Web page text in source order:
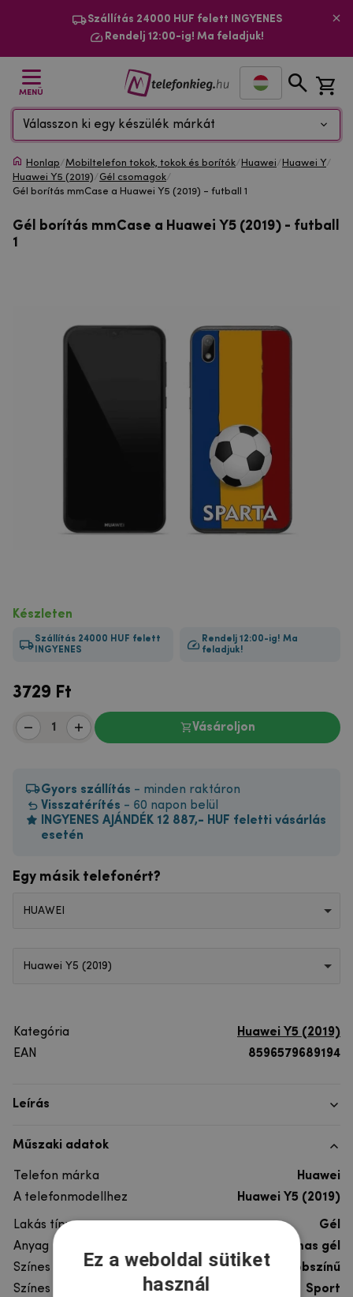
Szállítás 24000 HUF felett INGYENES
Rendelj 12:00-ig! Ma feladjuk!
MENÜ
Válasszon ki egy készülék márkát
Honlap/Mobiltelefon tokok, tokok és borítók/ Huawei/ Huawei Y/
Huawei Y5 (2019)/Gél csomagok/
Gél borítás mmCase a Huawei Y5 (2019) - futball 1
Gél borítás mmCase a Huawei Y5 (2019) - futball
1
Készleten
Szállítás 24000 HUF felett
INGYENES
Rendelj 12:00-ig! Ma
feladjuk!
3729 Ft
Vásároljon
Gyors szállítás - minden raktáron
Visszatérítés - 60 napon belül
INGYENES AJÁNDÉK 12 887,- HUF feletti vásárlás
esetén
Egy másik telefonért?
HUAWEI
Huawei Y5 (2019)
Kategória
Huawei Y5 (2019)
EAN
8596579689194
Leírás
Műszaki adatok
Telefon márka
Huawei
A telefonmodellhez
Huawei Y5 (2019)
Lakás típusa
Gél
Anyag
rugalmas gél
Színes
többszínű
Színes motívum
Sport
Ez a weboldal sütiket
használ